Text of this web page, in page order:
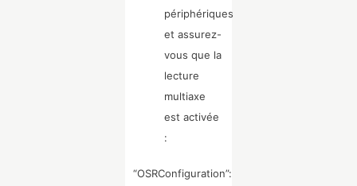
périphériques
et assurez-
vous que la
lecture
multiaxe
est activée
:
“OSRConfiguration”: